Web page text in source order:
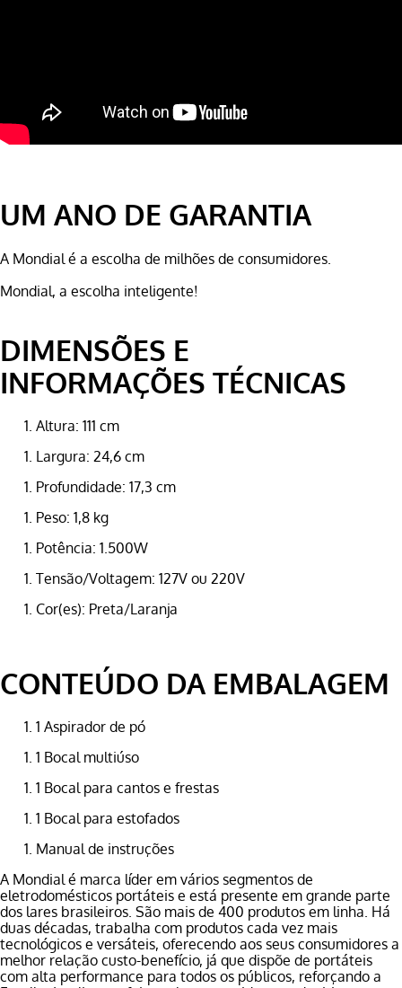
UM ANO DE GARANTIA
A Mondial é a escolha de milhões de consumidores.
Mondial, a escolha inteligente!
DIMENSÕES E
INFORMAÇÕES TÉCNICAS
Altura: 111 cm
Largura: 24,6 cm
Profundidade: 17,3 cm
Peso: 1,8 kg
Potência: 1.500W
Tensão/Voltagem: 127V ou 220V
Cor(es): Preta/Laranja
CONTEÚDO DA EMBALAGEM
1 Aspirador de pó
1 Bocal multiúso
1 Bocal para cantos e frestas
1 Bocal para estofados
Manual de instruções
A Mondial é marca líder em vários segmentos de
eletrodomésticos portáteis e está presente em grande parte
dos lares brasileiros. São mais de 400 produtos em linha. Há
duas décadas, trabalha com produtos cada vez mais
tecnológicos e versáteis, oferecendo aos seus consumidores a
melhor relação custo-benefício, já que dispõe de portáteis
com alta performance para todos os públicos, reforçando a